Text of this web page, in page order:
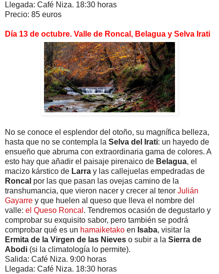
Llegada: Café Niza. 18:30 horas
Precio: 85 euros
Día 13 de octubre. Valle de Roncal, Belagua y Selva Irati
No se conoce el esplendor del otoño, su magnífica belleza,
hasta que no se contempla la Selva del Irati: un hayedo de
ensueño que abruma con extraordinaria gama de colores. A
esto hay que añadir el paisaje pirenaico de Belagua, el
macizo kárstico de Larra y las callejuelas empedradas de
Roncal por las que pasan las ovejas camino de la
transhumancia, que vieron nacer y crecer al tenor Julián
Gayarre y que huelen al queso que lleva el nombre del
valle: el Queso Roncal . Tendremos ocasión de degustarlo y
comprobar su exquisito sabor, pero también se podrá
comprobar qué es un hamaiketako en Isaba, visitar la
Ermita de la Virgen de las Nieves o subir a la Sierra de
Abodi (si la climatología lo permite).
Salida: Café Niza. 9:00 horas
Llegada: Café Niza. 18:30 horas